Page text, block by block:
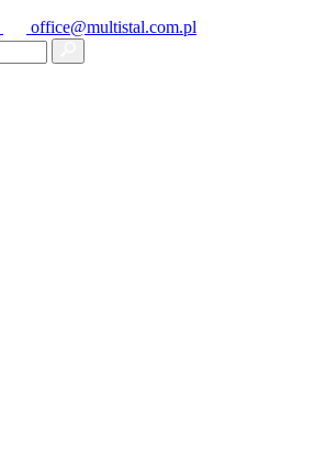
office@multistal.com.pl